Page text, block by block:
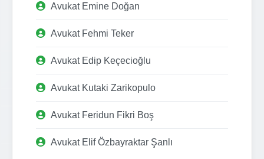
Avukat Emine Doğan
Avukat Fehmi Teker
Avukat Edip Keçecioğlu
Avukat Kutaki Zarikopulo
Avukat Feridun Fikri Boş
Avukat Elif Özbayraktar Şanlı